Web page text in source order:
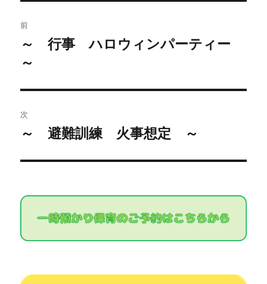
稿
ナ
ビ
ゲ
ー
シ
前
過
去
投
稿:
～ 行事 ハロウィンパーティー
～
次
次
投
～ 避難訓練 火事想定 ～